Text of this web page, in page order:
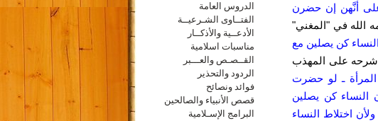
الدروس العامة
الفتــاوى الشـرعيــة
الأدعــية والأذكــار
مناسبات اسلامية
القــصـص والعـــبر
الردود والتحذير
فوائد ونصائح
قصص الأنبياء والصالحين
البرامج الإسـلامية
أنَّهن إن حضرن
الله في "المغني"
كن يصلين مع
على المهذب
المرأة ـ لو حضرت
النساء كن يصلين
اختلاط النساء